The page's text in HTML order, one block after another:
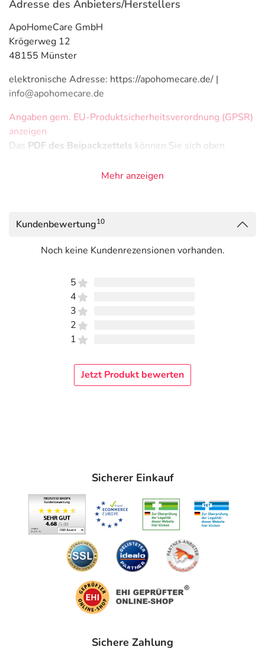
Adresse des Anbieters/Herstellers
ApoHomeCare GmbH
Krögerweg 12
48155 Münster
elektronische Adresse: https://apohomecare.de/ |
info@apohomecare.de
Angaben gem. EU-Produktsicherheitsverordnung (GPSR)
anzeigen
Das PDF des Beipackzettels können Sie sich oben
Mehr anzeigen
Kundenbewertung10
Noch keine Kundenrezensionen vorhanden.
5
4
3
2
1
Jetzt Produkt bewerten
Sicherer Einkauf
Sichere Zahlung